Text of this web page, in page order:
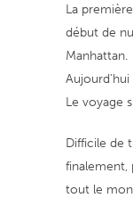
La
début de
Manhattan.
Le voyage
Difficile de
finalement,
tout le